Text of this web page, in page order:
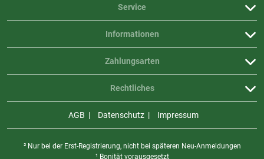
Service
Informationen
Rechtliches
Zahlungsarten
AGB Datenschutz Impressum
² Nur bei der Erst-Registrierung, nicht bei späteren Neu-Anmeldungen
¹ Bonität vorausgesetzt